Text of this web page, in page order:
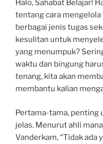
Halo, Sahabat Belajar!
tentang cara
berbagai jenis tugas
kesulitan untuk
yang menumpuk?
waktu dan bingung
tenang, kita akan
membantu kalian
Pertama-tama, penting
jelas. Menurut ahli
Vanderkam, “Tidak ada